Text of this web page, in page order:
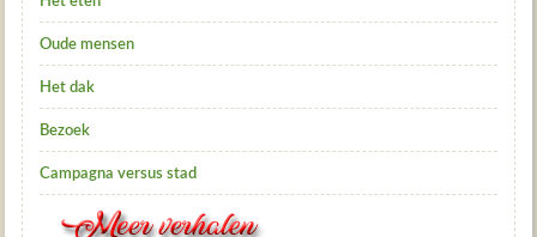
Oude mensen
Het dak
Bezoek
Campagna versus stad